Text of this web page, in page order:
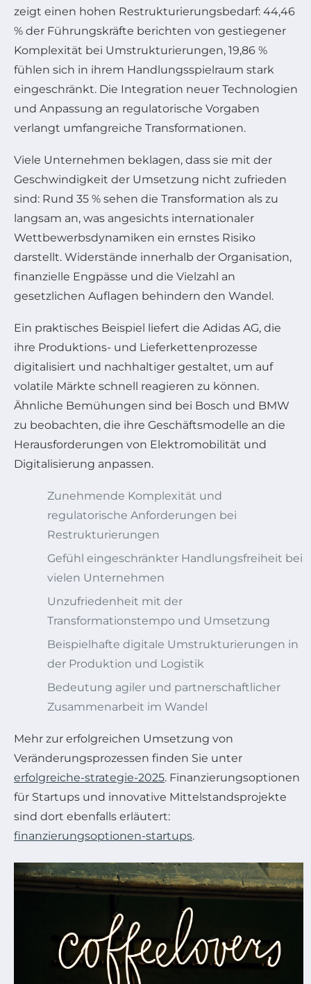
zeigt einen hohen Restrukturierungsbedarf: 44,46
% der Führungskräfte berichten von gestiegener
Komplexität bei Umstrukturierungen, 19,86 %
fühlen sich in ihrem Handlungsspielraum stark
eingeschränkt. Die Integration neuer Technologien
und Anpassung an regulatorische Vorgaben
verlangt umfangreiche Transformationen.
Viele Unternehmen beklagen, dass sie mit der
Geschwindigkeit der Umsetzung nicht zufrieden
sind: Rund 35 % sehen die Transformation als zu
langsam an, was angesichts internationaler
Wettbewerbsdynamiken ein ernstes Risiko
darstellt. Widerstände innerhalb der Organisation,
finanzielle Engpässe und die Vielzahl an
gesetzlichen Auflagen behindern den Wandel.
Ein praktisches Beispiel liefert die Adidas AG, die
ihre Produktions- und Lieferkettenprozesse
digitalisiert und nachhaltiger gestaltet, um auf
volatile Märkte schnell reagieren zu können.
Ähnliche Bemühungen sind bei Bosch und BMW
zu beobachten, die ihre Geschäftsmodelle an die
Herausforderungen von Elektromobilität und
Digitalisierung anpassen.
Zunehmende Komplexität und
regulatorische Anforderungen bei
Restrukturierungen
Gefühl eingeschränkter Handlungsfreiheit bei
vielen Unternehmen
Unzufriedenheit mit der
Transformationstempo und Umsetzung
Beispielhafte digitale Umstrukturierungen in
der Produktion und Logistik
Bedeutung agiler und partnerschaftlicher
Zusammenarbeit im Wandel
Mehr zur erfolgreichen Umsetzung von
Veränderungsprozessen finden Sie unter
erfolgreiche-strategie-2025. Finanzierungsoptionen
für Startups und innovative Mittelstandsprojekte
sind dort ebenfalls erläutert:
finanzierungsoptionen-startups.